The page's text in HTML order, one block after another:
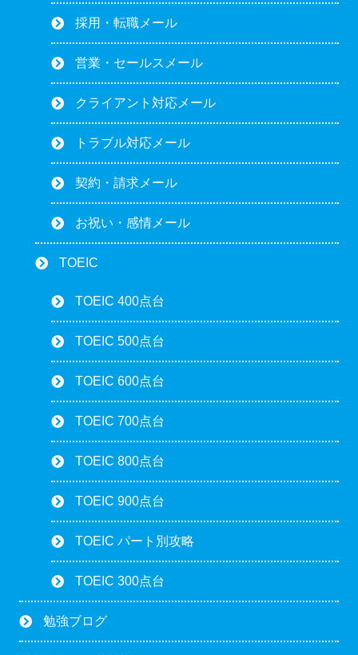
採用・転職メール
営業・セールスメール
クライアント対応メール
トラブル対応メール
契約・請求メール
お祝い・感情メール
TOEIC
TOEIC 400点台
TOEIC 500点台
TOEIC 600点台
TOEIC 700点台
TOEIC 800点台
TOEIC 900点台
TOEIC パート別攻略
TOEIC 300点台
勉強ブログ